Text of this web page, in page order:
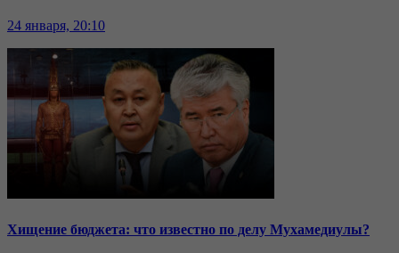
24 января, 20:10
Хищение бюджета: что известно по делу Мухамедиулы?